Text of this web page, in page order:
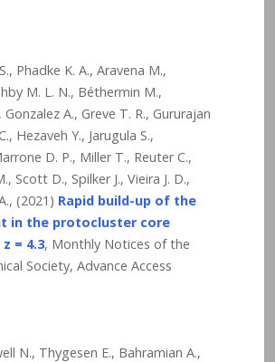
Phadke K. A., Aravena M.,
M. L. N., Béthermin M.,
Gonzalez A., Greve T. R., Gururajan
Hezaveh Y., Jarugula S.,
D. P., Miller T., Reuter C.,
Scott D., Spilker J., Vieira J. D.,
(2021) Rapid build-up of the
in the protocluster core
= 4.3, Monthly Notices of the
Society, Advance Access
N., Thygesen E., Bahramian A.,